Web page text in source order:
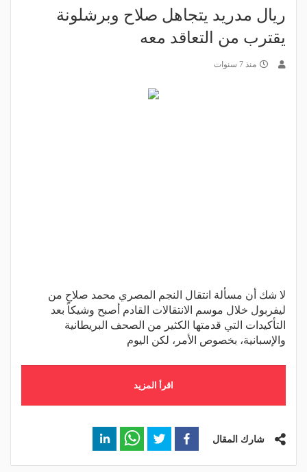
ريال مدريد يتجاهل صلاح وبرشلونة
يقترب من التعاقد معه
منذ 7 سنوات
لا شك أن مسألة انتقال النجم المصري محمد صلاح من
ليفربول خلال موسم الانتقالات القادم أصبح وشيكاً بعد
التأكيدات التي قدمتها الكثير من الصحف البريطانية
والإسبانية، بخصوص الأمر، لكن اليوم
اقرأ المزيد
شارك المقال